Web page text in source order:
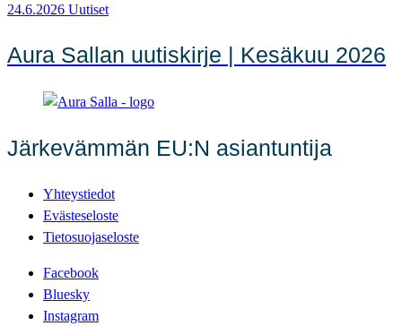
24.6.2026 Uutiset
Aura Sallan uutiskirje | Kesäkuu 2026
Järkevämmän EU:N asiantuntija
Yhteystiedot
Evästeseloste
Tietosuojaseloste
Facebook
Bluesky
Instagram